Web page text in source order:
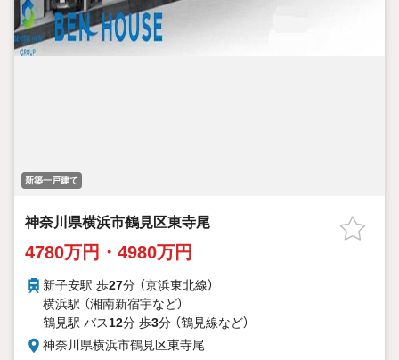
新築一戸建て
神奈川県横浜市鶴見区東寺尾
4780万円・4980万円
新子安駅 歩27分 （京浜東北線）
横浜駅 （湘南新宿宇など）
鶴見駅 バス12分 歩3分 （鶴見線など）
神奈川県横浜市鶴見区東寺尾